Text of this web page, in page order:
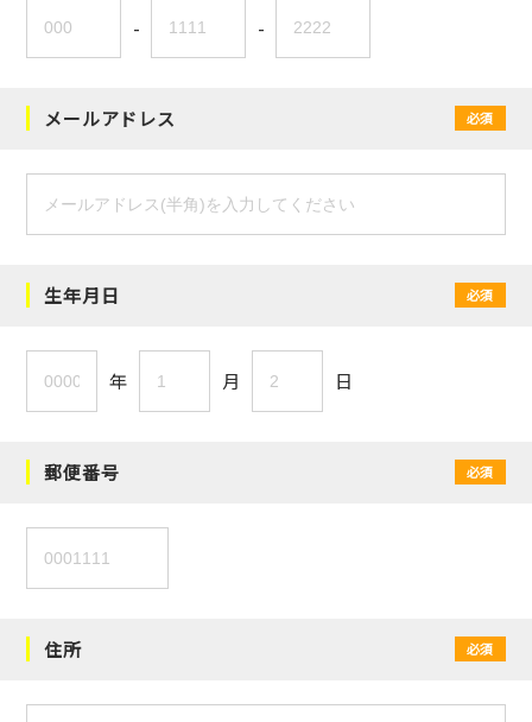
- -
メールアドレス 必須
生年月日 必須
年 月 日
郵便番号 必須
住所 必須